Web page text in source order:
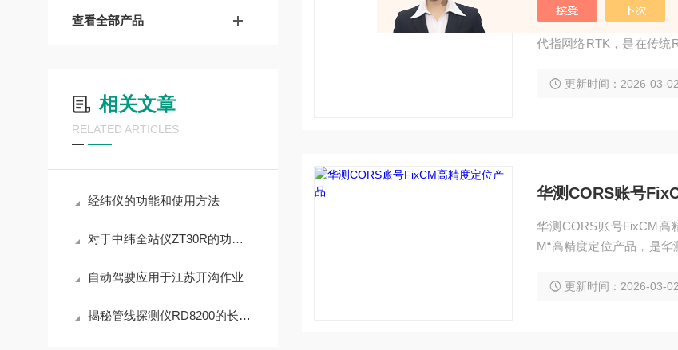
查看全部产品
相关文章
RELATED ARTICLES
经纬仪的功能和使用方法
对于中纬全站仪ZT30R的功能，你有了解过吗？
自动驾驶应用于江苏开沟作业
揭秘管线探测仪RD8200的长寿秘诀：维护指南大公开！
CORS账号的千寻全国
代指网络RTK，是在传统
的一个基站的数据传递
更新时间：2026-03-02
华测CORS账号
华测CORS账号FixCM高
M“高精度定位产品，是
增强系统。
更新时间：2026-03-02